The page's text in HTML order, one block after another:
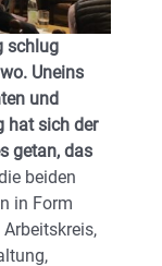
schlug
Uneins
und
hat sich der
getan, das
beiden
in Form